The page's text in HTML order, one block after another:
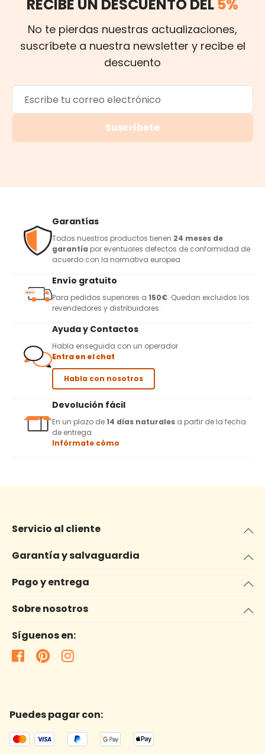
RECIBE UN DESCUENTO DEL 5%
No te pierdas nuestras actualizaciones,
suscríbete a nuestra newsletter y recibe el
descuento
Suscríbete
Garantías
Todos nuestros productos tienen 24 meses de
garantía por eventuales defectos de conformidad de
acuerdo con la normativa europea.
Envío gratuito
Para pedidos superiores a 150€. Quedan excluidos los
revendedores y distribuidores.
Ayuda y Contactos
Habla enseguida con un operador
Entra en el chat
Habla con nosotros
Devolución fácil
En un plazo de14 días naturales a partir de la fecha
de entrega
Infórmate cómo
Servicio al cliente
Garantía y salvaguardia
Pago y entrega
Sobre nosotros
Síguenos en:
Puedes pagar con: